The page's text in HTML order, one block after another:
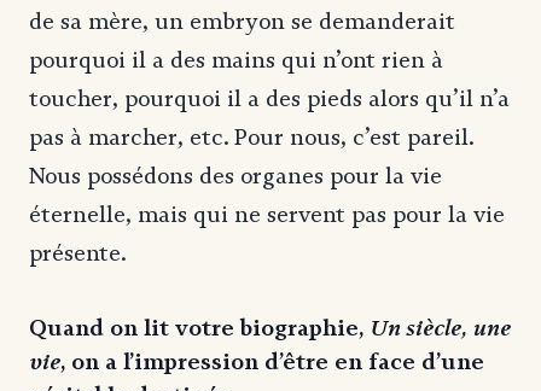
de sa mère, un embryon se demanderait
pourquoi il a des mains qui n’ont rien à
toucher, pourquoi il a des pieds alors qu’il n’a
pas à marcher, etc. Pour nous, c’est pareil.
Nous possédons des organes pour la vie
éternelle, mais qui ne servent pas pour la vie
présente.
Quand on lit votre biographie, Un siècle, une
vie, on a l’impression d’être en face d’une